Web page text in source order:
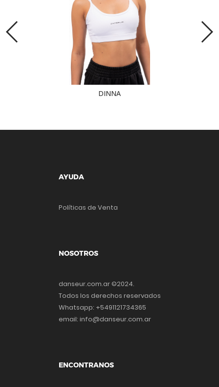
DINNA
AYUDA
Políticas de Venta
NOSOTROS
danseur.com.ar ©2024.
Todos los derechos reservados
Whatsapp: +5491121734365
email: info@danseur.com.ar
ENCONTRANOS